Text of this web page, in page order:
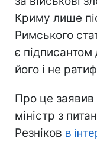
Криму лише
Римського
є
його і не
Про це заявив
міністр з
Резніков в